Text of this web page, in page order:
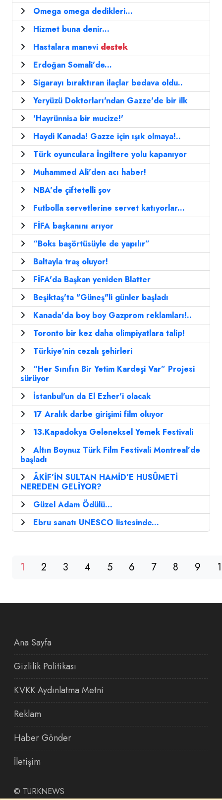
Omega omega dedikleri...
Hizmet buna denir...
Hastalara manevi destek
Erdoğan Somali'de...
Sigarayı bıraktıran ilaçlar bedava oldu..
Yeryüzü Doktorları'ndan Gazze'de bir ilk
'Hayrünnisa bir mucize!'
Haydi Kanada! Gazze için ışık olmaya!..
Türk oyunculara İngiltere yolu kapanıyor
Muhammed Ali'den acı haber!
NBA'de çiftetelli şov
Futbolla servetlerine servet katıyorlar...
FİFA başkanını arıyor
“Boks başörtüsüyle de yapılır”
Baltayla traş oluyor!
FİFA'da Başkan yeniden Blatter
Beşiktaş'ta "Güneş"li günler başladı
Kanada'da boy boy Gazprom reklamları!..
Toronto bir kez daha olimpiyatlara talip!
Türkiye'nin cezalı şehirleri
“Her Sınıfın Bir Yetim Kardeşi Var” Projesi
sürüyor
İstanbul'un da El Ezher'i olacak
17 Aralık darbe girişimi film oluyor
13.Kapadokya Geleneksel Yemek Festivali
Altın Boynuz Türk Film Festivali Montreal’de
başladı
ÂKİF’İN SULTAN HAMİD’E HUSÛMETİ
NEREDEN GELİYOR?
Güzel Adam Ödülü...
Ebru sanatı UNESCO listesinde...
1 2 3 4 5 6 7 8 9
Ana Sayfa
Gizlilik Politikası
KVKK Aydınlatma Metni
Reklam
Haber Gönder
İletişim
© TURKNEWS